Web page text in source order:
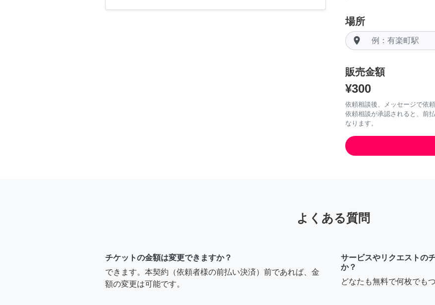
場所
room
販売金額
¥300
依頼相談後、メッセージで依
依頼相談が承認されると、前
なります。
よくある質問
チケットの金額は変更できますか？
できます。本契約（依頼者様の前払い決済）前であれば、金
額の変更は可能です。
サービスやリクエストの
か？
どなたも無料で何枚でも